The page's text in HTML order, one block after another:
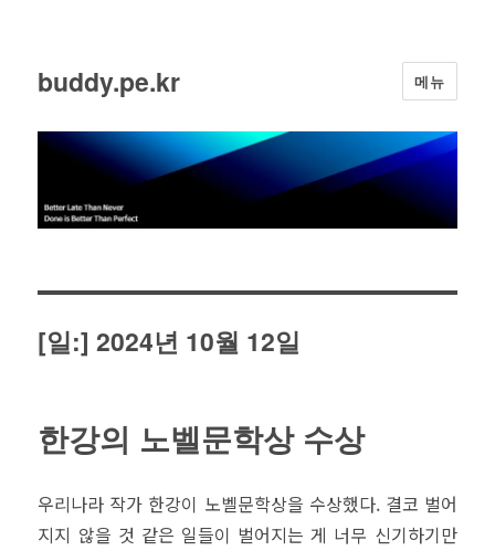
buddy.pe.kr 메뉴
[일:]2024년 10월 12일
한강의 노벨문학상 수상
우리나라 작가 한강이 노벨문학상을 수상했다. 결코 벌어
지지 않을 것 같은 일들이 벌어지는 게 너무 신기하기만